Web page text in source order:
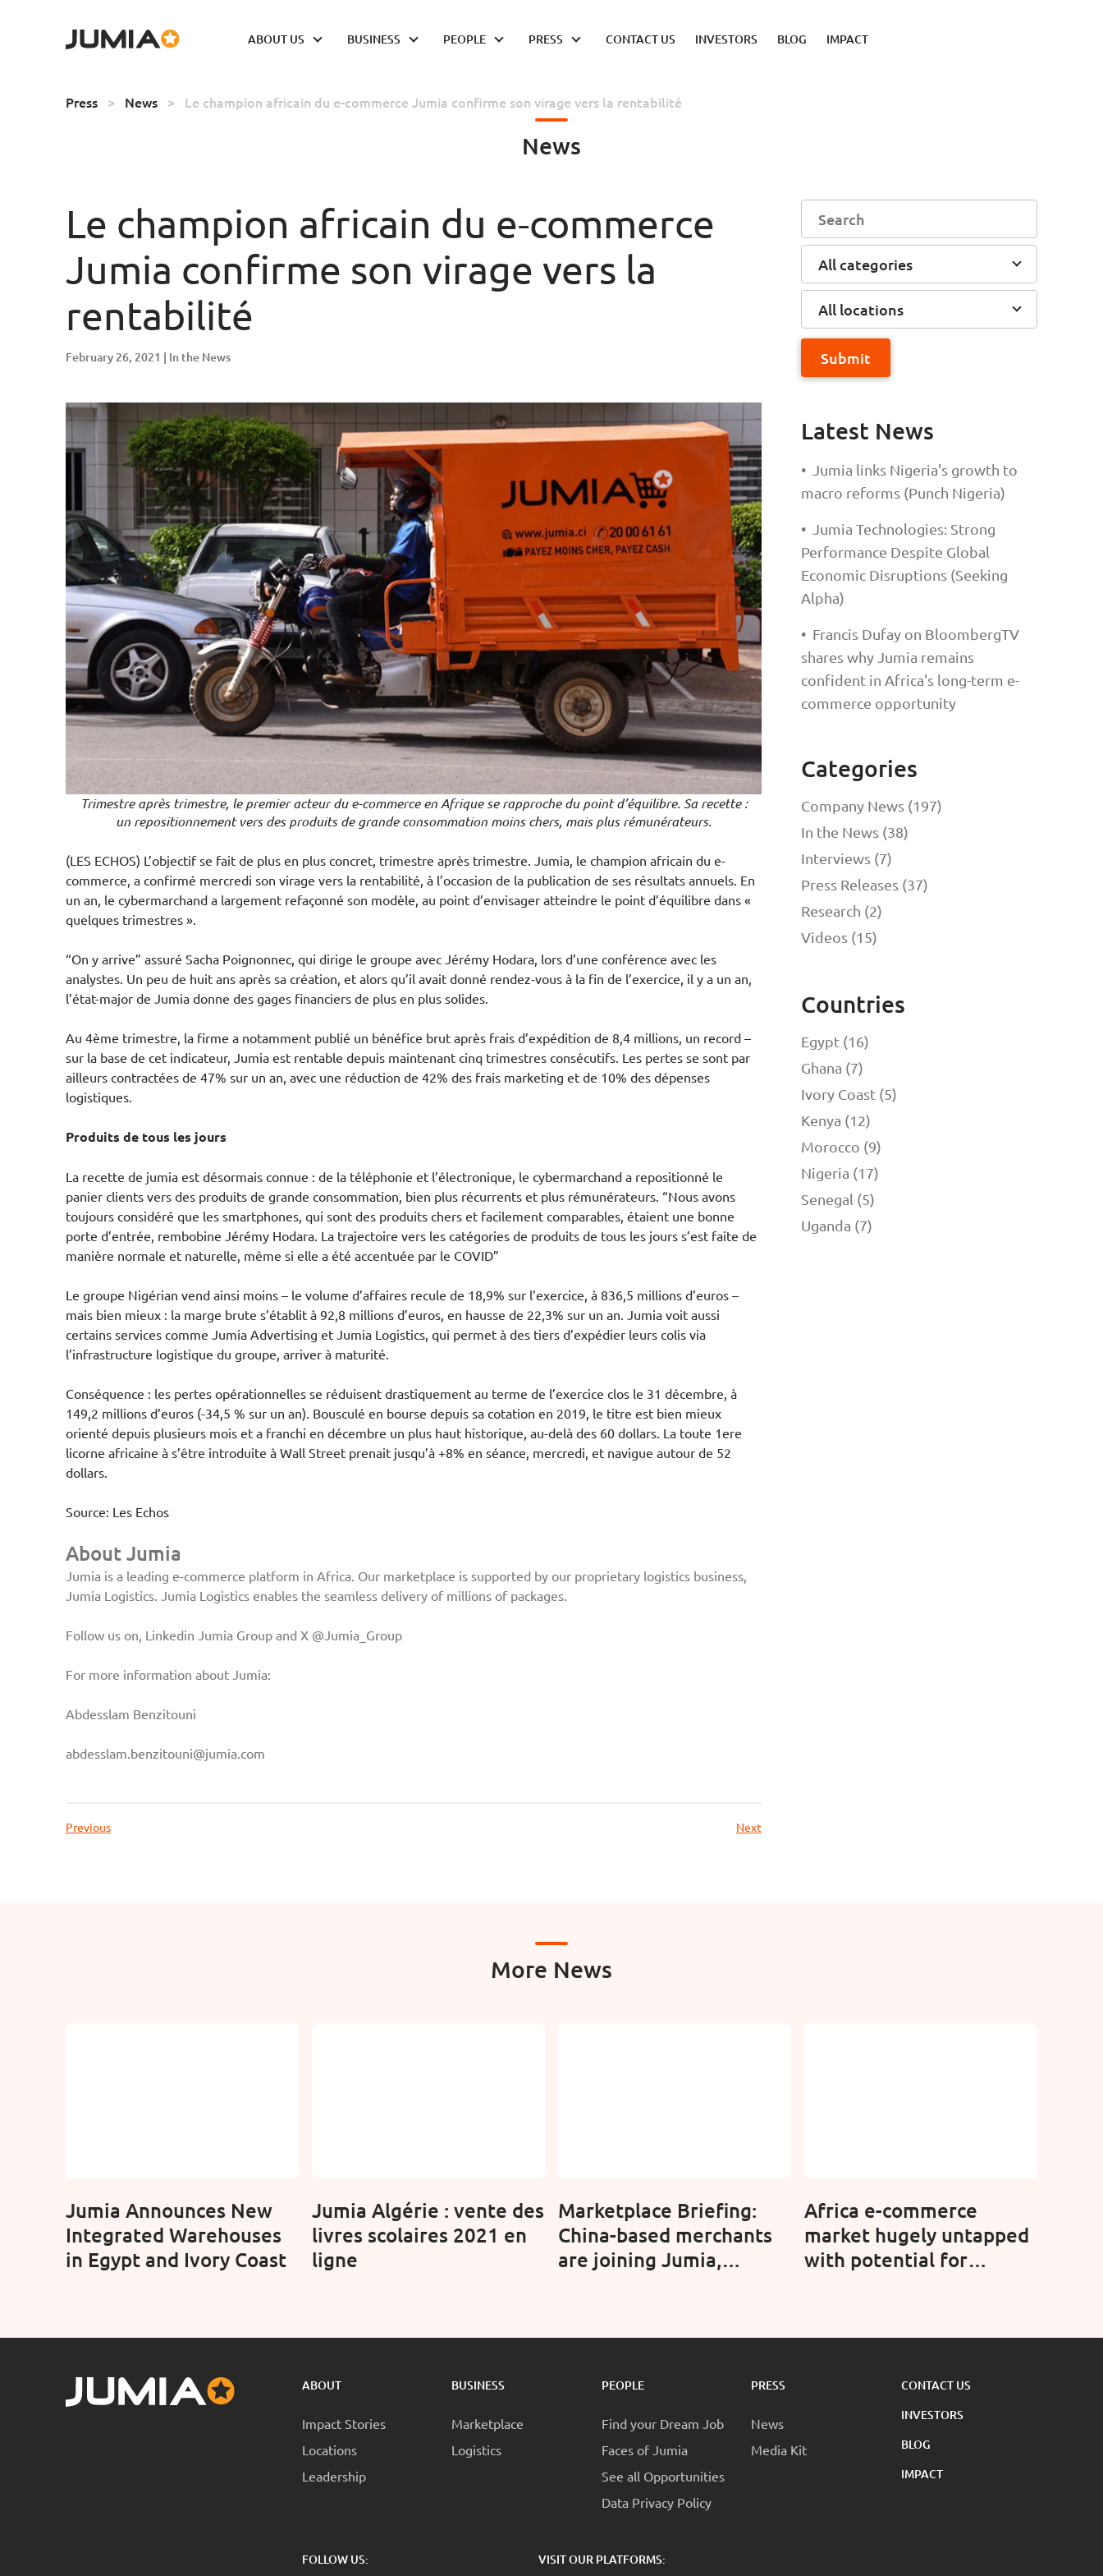
ABOUT US BUSINESS PEOPLE PRESS CONTACT US INVESTORS BLOG IMPACT
Press > News > Le champion africain du e-commerce Jumia confirme son virage vers la rentabilité
News
Le champion africain du e-commerce
Jumia confirme son virage vers la
rentabilité
February 26, 2021 In the News
Trimestre après trimestre, le premier acteur du e-commerce en Afrique se rapproche du point d’équilibre. Sa recette :
un repositionnement vers des produits de grande consommation moins chers, mais plus rémunérateurs.
(LES ECHOS) L’objectif se fait de plus en plus concret, trimestre après trimestre. Jumia, le champion africain du e-
commerce, a confirmé mercredi son virage vers la rentabilité, à l’occasion de la publication de ses résultats annuels. En
un an, le cybermarchand a largement refaçonné son modèle, au point d’envisager atteindre le point d’équilibre dans «
quelques trimestres ».
“On y arrive” assuré Sacha Poignonnec, qui dirige le groupe avec Jérémy Hodara, lors d’une conférence avec les
analystes. Un peu de huit ans après sa création, et alors qu’il avait donné rendez-vous à la fin de l’exercice, il y a un an,
l’état-major de Jumia donne des gages financiers de plus en plus solides.
Au 4ème trimestre, la firme a notamment publié un bénéfice brut après frais d’expédition de 8,4 millions, un record –
sur la base de cet indicateur, Jumia est rentable depuis maintenant cinq trimestres consécutifs. Les pertes se sont par
ailleurs contractées de 47% sur un an, avec une réduction de 42% des frais marketing et de 10% des dépenses
logistiques.
Produits de tous les jours
La recette de jumia est désormais connue : de la téléphonie et l’électronique, le cybermarchand a repositionné le
panier clients vers des produits de grande consommation, bien plus récurrents et plus rémunérateurs. “Nous avons
toujours considéré que les smartphones, qui sont des produits chers et facilement comparables, étaient une bonne
porte d’entrée, rembobine Jérémy Hodara. La trajectoire vers les catégories de produits de tous les jours s’est faite de
manière normale et naturelle, même si elle a été accentuée par le COVID”
Le groupe Nigérian vend ainsi moins – le volume d’affaires recule de 18,9% sur l’exercice, à 836,5 millions d’euros –
mais bien mieux : la marge brute s’établit à 92,8 millions d’euros, en hausse de 22,3% sur un an. Jumia voit aussi
certains services comme Jumia Advertising et Jumia Logistics, qui permet à des tiers d’expédier leurs colis via
l’infrastructure logistique du groupe, arriver à maturité.
Conséquence : les pertes opérationnelles se réduisent drastiquement au terme de l’exercice clos le 31 décembre, à
149,2 millions d’euros (-34,5 % sur un an). Bousculé en bourse depuis sa cotation en 2019, le titre est bien mieux
orienté depuis plusieurs mois et a franchi en décembre un plus haut historique, au-delà des 60 dollars. La toute 1ere
licorne africaine à s’être introduite à Wall Street prenait jusqu’à +8% en séance, mercredi, et navigue autour de 52
dollars.
Source: Les Echos
About Jumia
Jumia is a leading e-commerce platform in Africa. Our marketplace is supported by our proprietary logistics business,
Jumia Logistics. Jumia Logistics enables the seamless delivery of millions of packages.
Follow us on, Linkedin Jumia Group and X @Jumia_Group
For more information about Jumia:
Abdesslam Benzitouni
abdesslam.benzitouni@jumia.com
Previous Next
All categories
All locations
Submit
Latest News
•
Jumia links Nigeria's growth to
macro reforms (Punch Nigeria)
•
Jumia Technologies: Strong
Performance Despite Global
Economic Disruptions (Seeking
Alpha)
• Francis Dufay on BloombergTV
shares why Jumia remains
confident in Africa's long-term e-
commerce opportunity
Categories
Company News (197)
In the News (38)
Interviews (7)
Press Releases (37)
Research (2)
Videos (15)
Countries
Egypt (16)
Ghana (7)
Ivory Coast (5)
Kenya (12)
Morocco (9)
Nigeria (17)
Senegal (5)
Uganda (7)
More News
Jumia Announces New
Integrated Warehouses
in Egypt and Ivory Coast
Jumia Algérie : vente des
livres scolaires 2021 en
ligne
Marketplace Briefing:
China-based merchants
are joining Jumia,
pressure (Modern Retail)
Africa e-commerce
market hugely untapped
with potential for
ABOUT
Impact Stories
Locations
Leadership
BUSINESS
Marketplace
Logistics
PEOPLE
Find your Dream Job
Faces of Jumia
See all Opportunities
Data Privacy Policy
PRESS
News
Media Kit
CONTACT US
INVESTORS
BLOG
IMPACT
FOLLOW US: VISIT OUR PLATFORMS: